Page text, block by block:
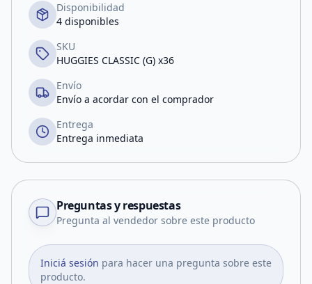
Disponibilidad
4 disponibles
SKU
HUGGIES CLASSIC (G) x36
Envío
Envío a acordar con el comprador
Entrega
Entrega inmediata
Preguntas y respuestas
Pregunta al vendedor sobre este producto
Iniciá sesión para hacer una pregunta sobre este
producto.